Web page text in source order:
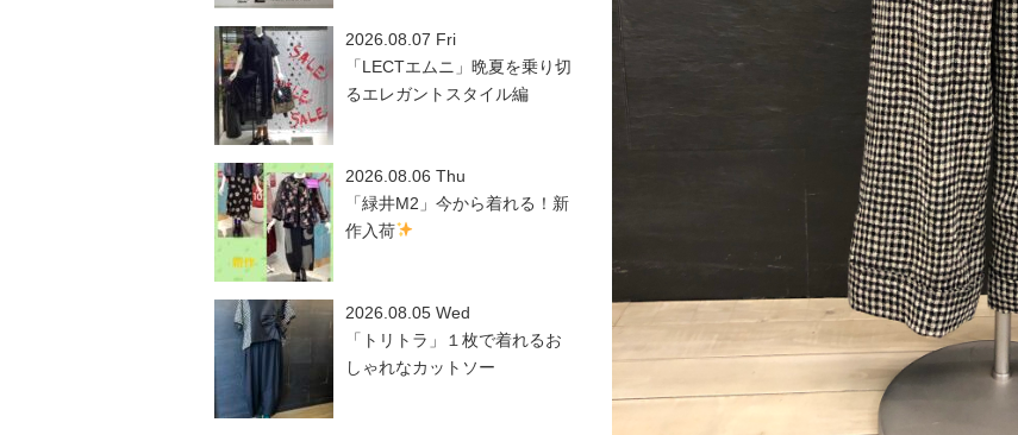
2026.08.07 Fri
「LECTエムニ」晩夏を乗り切
るエレガントスタイル編
2026.08.06 Thu
「緑井M2」今から着れる！新
作入荷
2026.08.05 Wed
「トリトラ」１枚で着れるお
しゃれなカットソー